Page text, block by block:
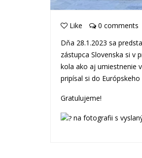
Like
0 comments
Dňa 28.1.2023 sa
zástupca Slovenska si v
kola ako aj umiestnenie
pripísal si do
Gratulujeme!
na fotografii s